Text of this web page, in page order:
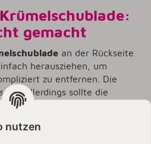
gemacht
an der Rückseite
herausziehen, um
zu entfernen. Die
allerdings sollte die
werden.
2-Scheiben-Toaster
nutzen